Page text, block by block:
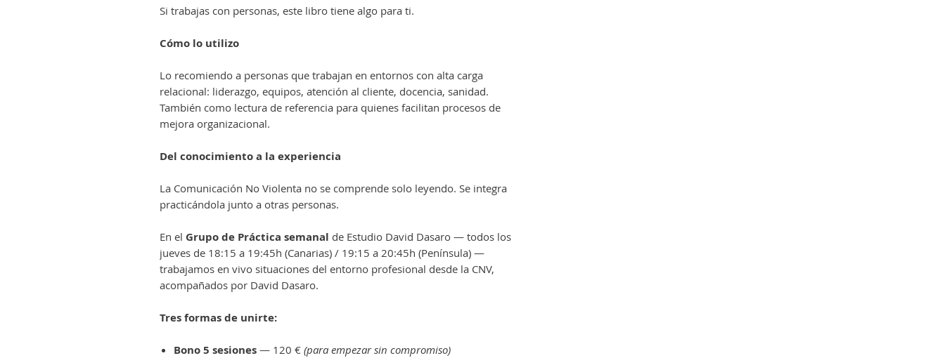
Si trabajas con personas, este libro tiene algo para ti.
Cómo lo utilizo
Lo recomiendo a personas que trabajan en entornos con alta carga
relacional: liderazgo, equipos, atención al cliente, docencia, sanidad.
También como lectura de referencia para quienes facilitan procesos de
mejora organizacional.
Del conocimiento a la experiencia
La Comunicación No Violenta no se comprende solo leyendo. Se integra
practicándola junto a otras personas.
En el Grupo de Práctica semanal de Estudio David Dasaro — todos los
jueves de 18:15 a 19:45h (Canarias) / 19:15 a 20:45h (Península) —
trabajamos en vivo situaciones del entorno profesional desde la CNV,
acompañados por David Dasaro.
Tres formas de unirte:
Bono 5 sesiones — 120 € (para empezar sin compromiso)